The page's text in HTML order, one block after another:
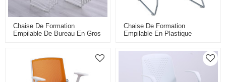
Chaise De Formation
Empilable De Bureau En Gros
Conférence Pour Les Espaces
Multifonctionnels
Chaise De Formation
Empilable En Plastique
Conférence De Bureau De
Siège Avec Le Cadre En